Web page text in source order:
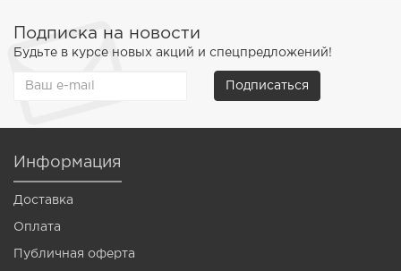
Подписка на новости
Будьте в курсе новых акций и спецпредложений!
Подписаться
Информация
Доставка
Оплата
Публичная оферта